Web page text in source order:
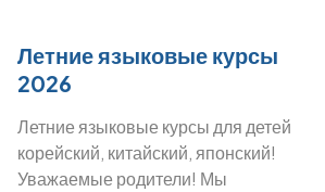
Летние языковые курсы
2026
Летние языковые курсы для детей
корейский, китайский, японский!
Уважаемые родители! Мы